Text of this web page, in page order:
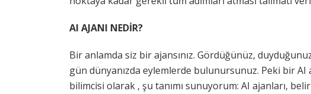
AI AJANI NEDİR?
Bir anlamda siz bir ajansınız. Gördüğünüz,
gün dünyanızda eylemlerde bulunursunuz. Peki bir
bilimcisi olarak , şu tanımı sunuyorum: AI ajanları,